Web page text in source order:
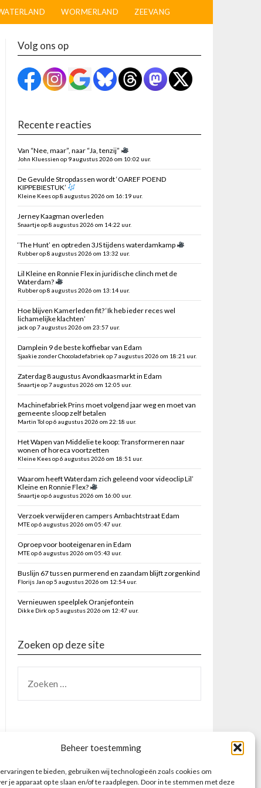
Beheer toestemming
te bieden, gebruiken wij technologieën zoals cookies om
je apparaat op te slaan en/of te raadplegen. Door in te stemmen met deze
WORMERLAND ZEEVANG
Volg ons op
Recente reacties
Van “Nee, maar”, naar “Ja, tenzij”
John Kluessien op 9 augustus 2026 om 10:02 uur.
De Gevulde Stropdassen wordt ‘OAREF POEND
KIPPEBIESTUK’
Kleine Kees op 8 augustus 2026 om 16:19 uur.
Jerney Kaagman overleden
Snaartje op 8 augustus 2026 om 14:22 uur.
‘The Hunt’ en optreden 3JS tijdens waterdamkamp
Rubber op 8 augustus 2026 om 13:32 uur.
Lil Kleine en Ronnie Flex in juridische clinch met de
Waterdam?
Rubber op 8 augustus 2026 om 13:14 uur.
Hoe blijven Kamerleden fit? ‘Ik heb ieder reces wel
lichamelijke klachten’
jack op 7 augustus 2026 om 23:57 uur.
Damplein 9 de beste koffiebar van Edam
Sjaakie zonder Chocoladefabriek op 7 augustus 2026 om 18:21 uur.
Zaterdag 8 augustus Avondkaasmarkt in Edam
Snaartje op 7 augustus 2026 om 12:05 uur.
Machinefabriek Prins moet volgend jaar weg en moet van
gemeente sloop zelf betalen
Martin Tol op 6 augustus 2026 om 22:18 uur.
Het Wapen van Middelie te koop: Transformeren naar
wonen of horeca voortzetten
Kleine Kees op 6 augustus 2026 om 18:51 uur.
Waarom heeft Waterdam zich geleend voor videoclip Lil’
Kleine en Ronnie Flex?
Snaartje op 6 augustus 2026 om 16:00 uur.
Verzoek verwijderen campers Ambachtstraat Edam
MTE op 6 augustus 2026 om 05:47 uur.
Oproep voor booteigenaren in Edam
MTE op 6 augustus 2026 om 05:43 uur.
Buslijn 67 tussen purmerend en zaandam blijft zorgenkind
Florijs Jan op 5 augustus 2026 om 12:54 uur.
Vernieuwen speelplek Oranjefontein
Dikke Dirk op 5 augustus 2026 om 12:47 uur.
Zoeken op deze site